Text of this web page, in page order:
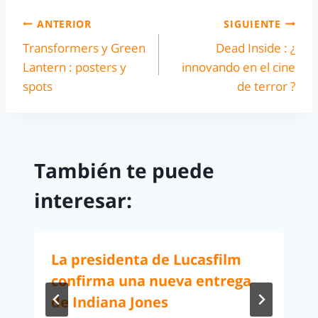
ANTERIOR
Transformers y Green
Lantern : posters y
spots
SIGUIENTE
Dead Inside : ¿
innovando en el cine
de terror ?
También te puede
interesar:
La presidenta de Lucasfilm
confirma una nueva entrega
de Indiana Jones